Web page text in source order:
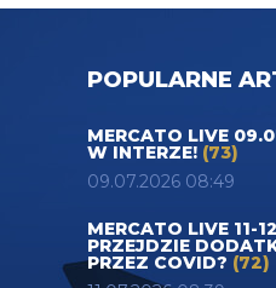
POPULARNE
MERCATO LIVE
W INTERZE! (73)
09.07.2026 08:49
MERCATO LIVE 11-
PRZEJDZIE
PRZEZ COVID? (72)